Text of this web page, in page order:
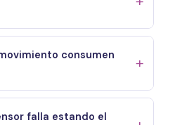
consumen
falla estando el